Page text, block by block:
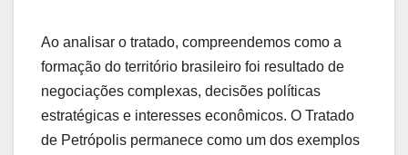
Ao analisar o tratado, compreendemos como a
formação do território brasileiro foi resultado de
negociações complexas, decisões políticas
estratégicas e interesses econômicos. O Tratado
de Petrópolis permanece como um dos exemplos